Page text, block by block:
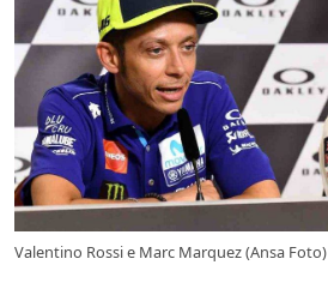
Valentino Rossi e Marc Marquez (Ansa Foto)